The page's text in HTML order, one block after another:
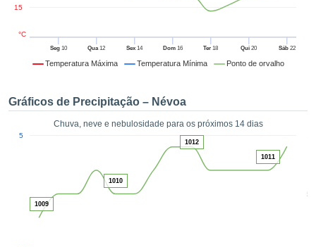
forma
digital
custo.
CONFIGURAÇÕES
Temperatura Máxima Temperatura Mínima Ponto de orvalho
Seg10 Qua12 Sex 14 Dom16 Ter 18 Qui 20 Sáb22
15
°C
Gráficos de Precipitação – Névoa
Chuva, neve e nebulosidade para os próximos 14 dias
50
5
1009
1010
1012
1011